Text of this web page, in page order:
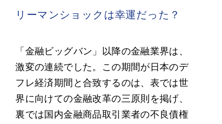
リーマンショックは幸運だった？
「金融ビッグバン」以降の金融業界は、
激変の連続でした。この期間が日本のデ
フレ経済期間と合致するのは、表では世
界に向けての金融改革の三原則を掲げ、
裏では国内金融商品取引業者の不良債権